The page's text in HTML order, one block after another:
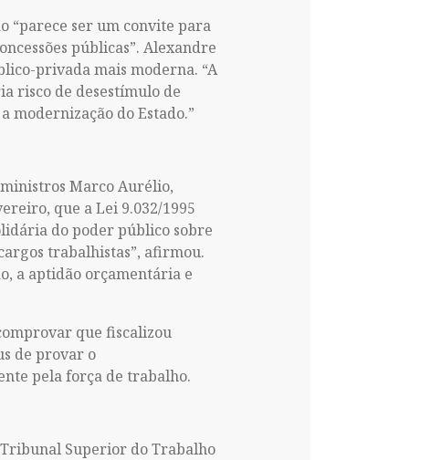
“parece ser um convite para
públicas”. Alexandre
privada mais moderna. “A
risco de desestímulo de
do Estado.”
Marco Aurélio,
que a Lei 9.032/1995
do poder público sobre
trabalhistas”, afirmou.
a aptidão orçamentária e
que fiscalizou
de provar o
pela força de trabalho.
Superior do Trabalho